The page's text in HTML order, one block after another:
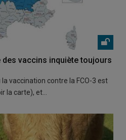
des vaccins inquiète toujours
vaccination contre la FCO-3 est
la carte), et…